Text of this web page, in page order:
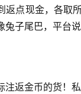
返点现金，各取
子尾巴，平台
注返金币的货！